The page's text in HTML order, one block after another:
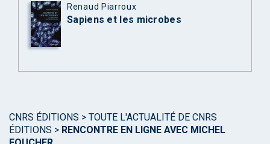
Renaud Piarroux
Sapiens et les microbes
CNRS ÉDITIONS > TOUTE L'ACTUALITÉ DE CNRS
ÉDITIONS > RENCONTRE EN LIGNE AVEC MICHEL